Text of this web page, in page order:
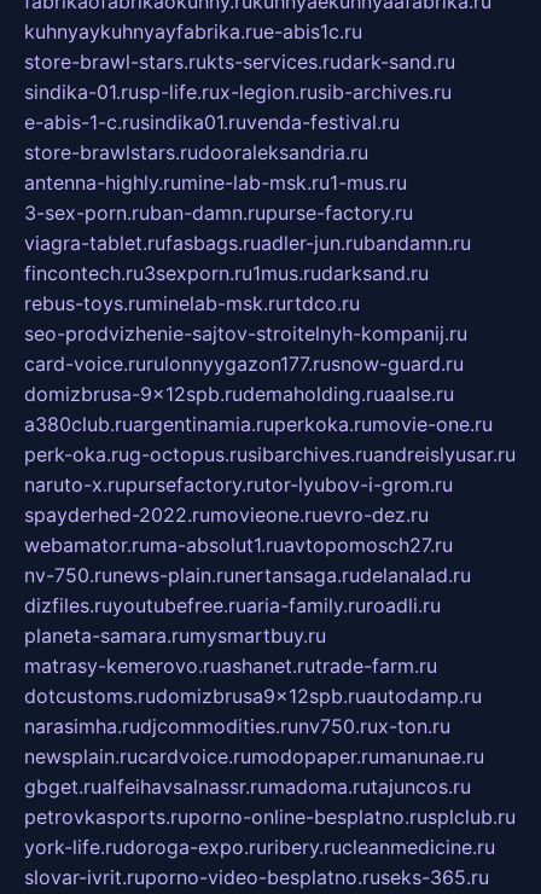
kuhnyaykuhnyayfabrika.rue-abis1c.ru
store-brawl-stars.rukts-services.rudark-sand.ru
sindika-01.rusp-life.rux-legion.rusib-archives.ru
e-abis-1-c.rusindika01.ruvenda-festival.ru
store-brawlstars.rudooraleksandria.ru
antenna-highly.rumine-lab-msk.ru1-mus.ru
3-sex-porn.ruban-damn.rupurse-factory.ru
viagra-tablet.rufasbags.ruadler-jun.rubandamn.ru
fincontech.ru3sexporn.ru1mus.rudarksand.ru
rebus-toys.ruminelab-msk.rurtdco.ru
seo-prodvizhenie-sajtov-stroitelnyh-kompanij.ru
card-voice.rurulonnyygazon177.rusnow-guard.ru
domizbrusa-9x12spb.rudemaholding.ruaalse.ru
a380club.ruargentinamia.ruperkoka.rumovie-one.ru
perk-oka.rug-octopus.rusibarchives.ruandreislyusar.ru
naruto-x.rupursefactory.rutor-lyubov-i-grom.ru
spayderhed-2022.rumovieone.ruevro-dez.ru
webamator.ruma-absolut1.ruavtopomosch27.ru
nv-750.runews-plain.runertansaga.rudelanalad.ru
dizfiles.ruyoutubefree.ruaria-family.ruroadli.ru
planeta-samara.rumysmartbuy.ru
matrasy-kemerovo.ruashanet.rutrade-farm.ru
dotcustoms.rudomizbrusa9x12spb.ruautodamp.ru
narasimha.rudjcommodities.runv750.rux-ton.ru
newsplain.rucardvoice.rumodopaper.rumanunae.ru
gbget.rualfeihavsalnassr.rumadoma.rutajuncos.ru
petrovkasports.ruporno-online-besplatno.rusplclub.ru
york-life.rudoroga-expo.ruribery.rucleanmedicine.ru
slovar-ivrit.ruporno-video-besplatno.ruseks-365.ru